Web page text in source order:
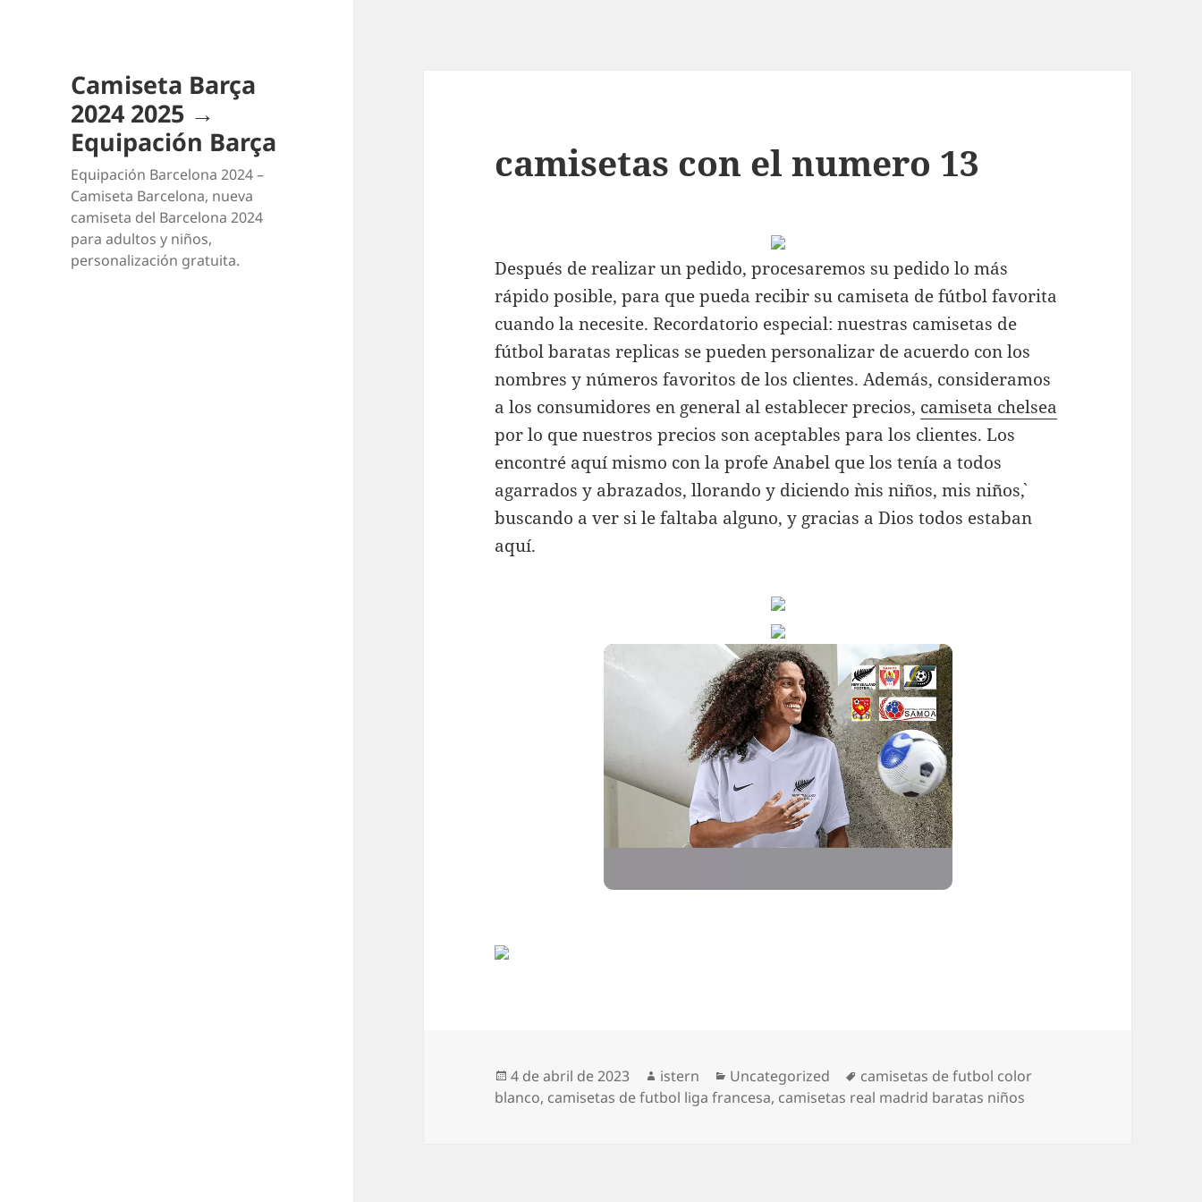
Camiseta Barça
2024 2025 →
Equipación Barça
Equipación Barcelona 2024 –
Camiseta Barcelona, nueva
camiseta del Barcelona 2024
para adultos y niños,
personalización gratuita.
camisetas con el numero 13
Después de realizar un pedido, procesaremos su pedido lo más
rápido posible, para que pueda recibir su camiseta de fútbol favorita
cuando la necesite. Recordatorio especial: nuestras camisetas de
fútbol baratas replicas se pueden personalizar de acuerdo con los
nombres y números favoritos de los clientes. Además, consideramos
a los consumidores en general al establecer precios, camiseta chelsea
por lo que nuestros precios son aceptables para los clientes. Los
encontré aquí mismo con la profe Anabel que los tenía a todos
agarrados y abrazados, llorando y diciendo `mis niños, mis niños`,
buscando a ver si le faltaba alguno, y gracias a Dios todos estaban
aquí.
Publicado
el
4 de abril de 2023 Autor
istern Categorías
Uncategorized Etiquetas
camisetas de futbol color
blanco, camisetas de futbol liga francesa, camisetas real madrid baratas niños